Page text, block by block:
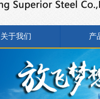
关于我们 产